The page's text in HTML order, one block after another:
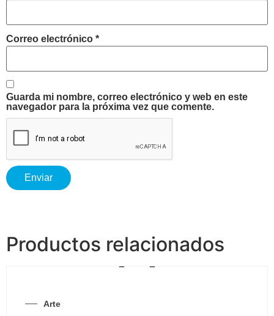
Correo electrónico *
Guarda mi nombre, correo electrónico y web en este
navegador para la próxima vez que comente.
Productos relacionados
Arte